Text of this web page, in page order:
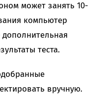
может занять 10-
компьютер
дополнительная
теста.
вручную.